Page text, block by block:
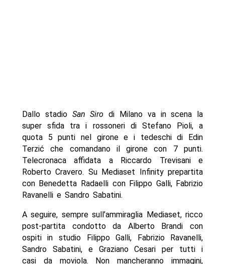
Dallo stadio San Sirodi Milano va in scena la
super sfida tra i rossoneri di Stefano Pioli, a
quota 5 punti nel girone e i tedeschi di Edin
Terzić che comandano il girone con 7 punti.
Telecronaca affidata a Riccardo Trevisani e
Roberto Cravero. Su Mediaset Infinity prepartita
con Benedetta Radaelli con Filippo Galli, Fabrizio
Ravanelli e Sandro Sabatini.
A seguire, sempre sull’ammiraglia Mediaset, ricco
post-partita condotto da Alberto Brandi con
ospiti in studio Filippo Galli, Fabrizio Ravanelli,
Sandro Sabatini, e Graziano Cesari per tutti i
casi da moviola. Non mancheranno immagini,